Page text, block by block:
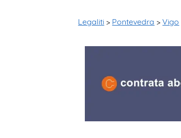
Legaliti > Pontevedra >Vigo